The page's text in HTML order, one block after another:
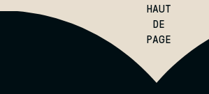
HAUT
DE
PAGE